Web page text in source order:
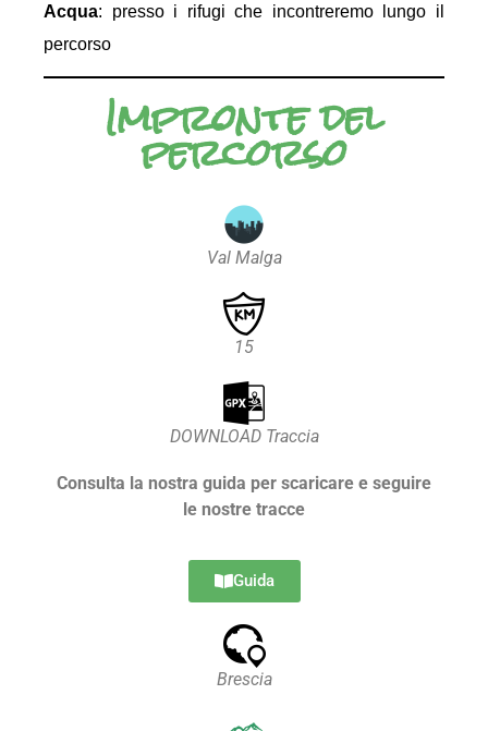
Acqua: presso i rifugi che incontreremo lungo il
percorso
Impronte del
percorso
Val Malga
15
DOWNLOAD Traccia
Consulta la nostra guida per scaricare e seguire
le nostre tracce
Guida
Brescia